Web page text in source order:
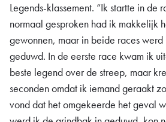
Legends-klassement. “Ik startte in de
normaal gesproken had ik makkelijk
gewonnen, maar in beide races
geduwd. In de eerste race kwam ik
beste legend over de streep, maar
seconden omdat ik iemand geraakt
vond dat het omgekeerde het geval